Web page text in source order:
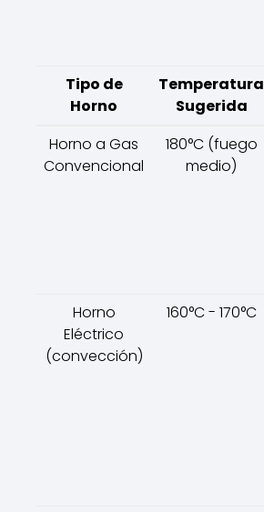
Tipo de
Horno
Temperatura
Sugerida
Horno a Gas
Convencional
180°C (fuego
medio)
Horno
Eléctrico
(convección)
160°C - 170°C